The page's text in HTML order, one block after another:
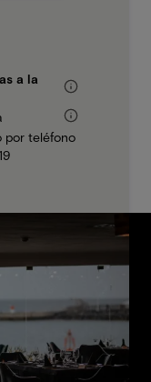
a la
por teléfono